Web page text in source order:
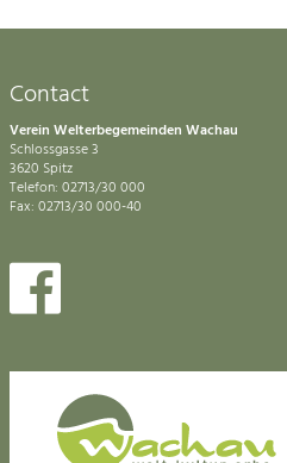
Contact
Verein Welterbegemeinden Wachau
Schlossgasse 3
3620 Spitz
Telefon: 02713/30 000
Fax: 02713/30 000-40